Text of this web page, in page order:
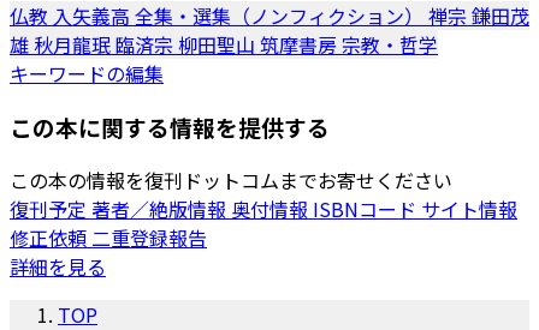
仏教 入矢義高 全集・選集（ノンフィクション） 禅宗鎌田茂
雄 秋月龍珉臨済宗柳田聖山 筑摩書房 宗教・哲学
キーワードの編集
この本に関する情報を提供する
この本の情報を復刊ドットコムまでお寄せください
復刊予定 著者／絶版情報 奥付情報 ISBNコード サイト情報
修正依頼 二重登録報告
詳細を見る
TOP